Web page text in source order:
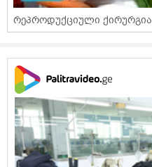
რეპროდუქციული ქირურგია